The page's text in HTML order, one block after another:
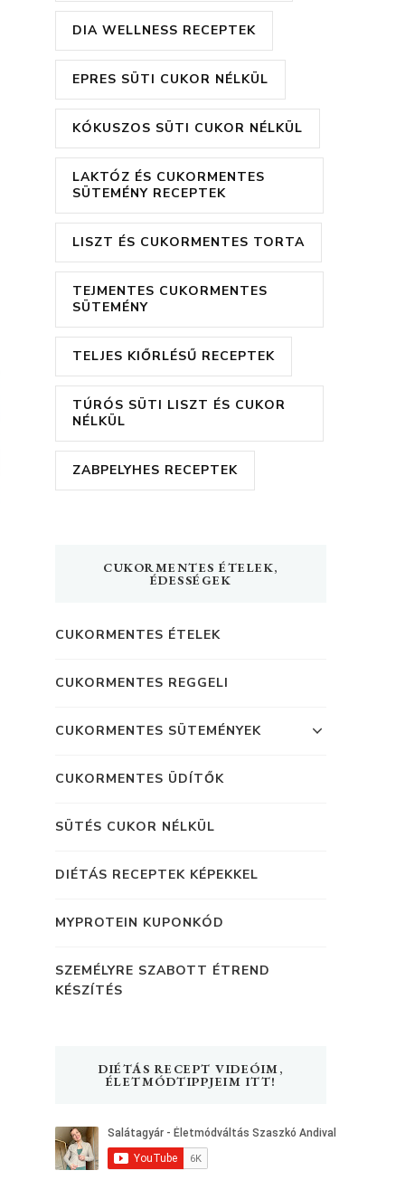
DIA WELLNESS RECEPTEK
EPRES SÜTI CUKOR NÉLKÜL
KÓKUSZOS SÜTI CUKOR NÉLKÜL
LAKTÓZ ÉS CUKORMENTES
SÜTEMÉNY RECEPTEK
LISZT ÉS CUKORMENTES TORTA
TEJMENTES CUKORMENTES
SÜTEMÉNY
TELJES KIŐRLÉSŰ RECEPTEK
TÚRÓS SÜTI LISZT ÉS CUKOR
NÉLKÜL
ZABPELYHES RECEPTEK
CUKORMENTES ÉTELEK,
ÉDESSÉGEK
CUKORMENTES ÉTELEK
CUKORMENTES REGGELI
CUKORMENTES SÜTEMÉNYEK
CUKORMENTES ÜDÍTŐK
SÜTÉS CUKOR NÉLKÜL
DIÉTÁS RECEPTEK KÉPEKKEL
MYPROTEIN KUPONKÓD
SZEMÉLYRE SZABOTT ÉTREND
KÉSZÍTÉS
DIÉTÁS RECEPT VIDEÓIM,
ÉLETMÓDTIPPJEIM ITT!